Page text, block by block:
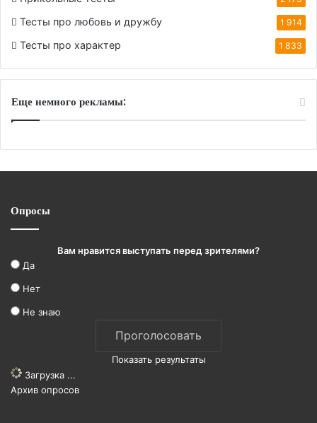
Тесты про любовь и дружбу 1 914
Тесты про характер 1 833
Еще немного рекламы:
Опросы
Вам нравится выступать перед зрителями?
Да
Нет
Не знаю
Показать результаты
Загрузка ...
Архив опросов